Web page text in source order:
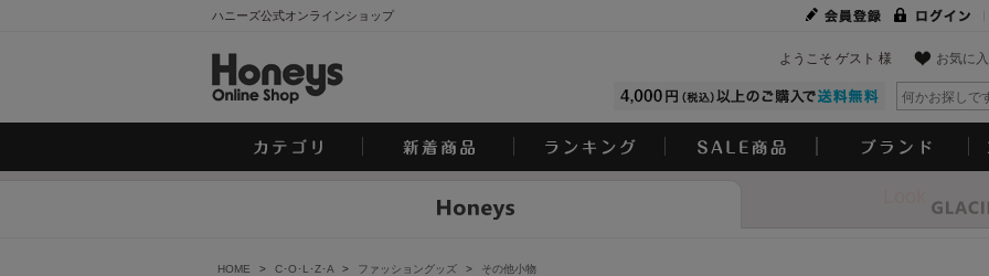
ハニーズ公式オンラインショップ
お気に入
ようこそ ゲスト 様
HOME > C･O･L･Z･A > ファッショングッズ > その他小物